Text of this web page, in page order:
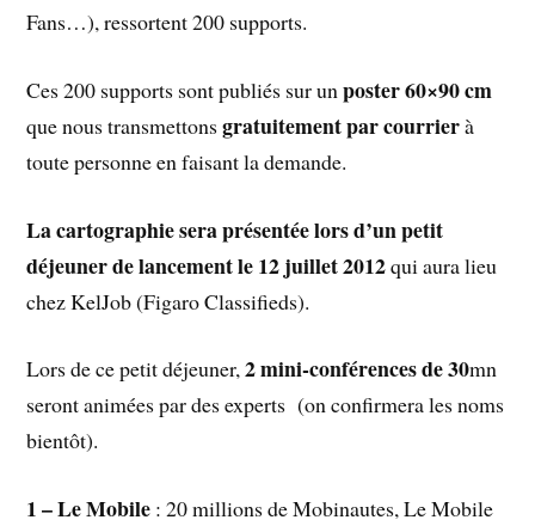
Fans…), ressortent 200 supports.
Ces 200 supports sont publiés sur unposter 60×90 cm
que nous transmettonsgratuitement par courrierà
toute personne en faisant la demande.
La cartographie sera présentée lors d’un petit
déjeuner de lancement le 12 juillet 2012qui aura lieu
chez KelJob (Figaro Classifieds).
Lors de ce petit déjeuner,2 mini-conférences de 30mn
seront animées par des experts (on confirmera les noms
bientôt).
1 – Le Mobile : 20 millions de Mobinautes, Le Mobile